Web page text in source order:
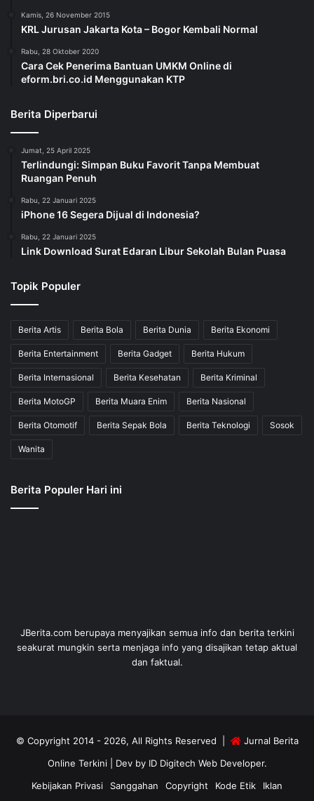
Kamis, 26 November 2015
KRL Jurusan Jakarta Kota – Bogor Kembali Normal
Rabu, 28 Oktober 2020
Cara Cek Penerima Bantuan UMKM Online di
eform.bri.co.id Menggunakan KTP
Berita Diperbarui
Jumat, 25 April 2025
Terlindungi: Simpan Buku Favorit Tanpa Membuat
Ruangan Penuh
Rabu, 22 Januari 2025
iPhone 16 Segera Dijual di Indonesia?
Rabu, 22 Januari 2025
Link Download Surat Edaran Libur Sekolah Bulan Puasa
Topik Populer
Berita Artis Berita Bola Berita Dunia Berita Ekonomi
Berita Entertainment Berita Gadget Berita Hukum
Berita Internasional Berita Kesehatan Berita Kriminal
Berita MotoGP Berita Muara Enim Berita Nasional
Berita Otomotif Berita Sepak Bola Berita Teknologi Sosok
Wanita
Berita Populer Hari ini
JBerita.com berupaya menyajikan semua info dan berita terkini
seakurat mungkin serta menjaga info yang disajikan tetap aktual
dan faktual.
© Copyright 2014 - 2026, All Rights Reserved |
Jurnal Berita
Online Terkini| Dev by ID Digitech Web Developer.
Kebijakan Privasi
Sanggahan Copyright Kode Etik Iklan